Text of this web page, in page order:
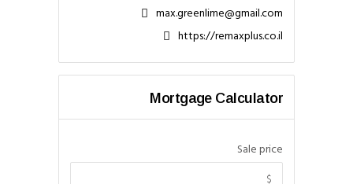
max.greenlime@gmail.com
https://remaxplus.co.il
Mortgage Calculator
Sale price